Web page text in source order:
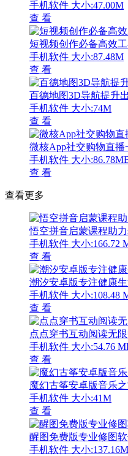
手机软件 大小:47.00M
查 看
短视频创作必备高效
手机软件 大小:87.48M
查 看
百德地图3D导航提升
手机软件 大小:74M
查 看
微核App社交购物直播
手机软件 大小
查 看
查看更多
悟空拼音启蒙课程助
手机软件 大小:166.72
查 看
潮汐安卓版专注健康
手机软件 大小:108.48
查 看
点点穿书互动阅读无
手机软件 大小:54.76
查 看
魔幻古筝安卓版音乐
手机软件 大小:41M
查 看
醒图免费版专业修图
手机软件 大小